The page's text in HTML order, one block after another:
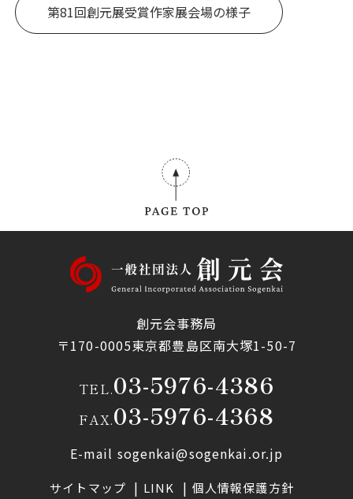
第81回創元展受賞作家展会場の様子
創元会事務局
〒170-0005東京都豊島区南大塚1-50-7
TEL.03-5976-4386
FAX.03-5976-4368
E-mail sogenkai@sogenkai.or.jp
サイトマップ LINK 個人情報保護方針